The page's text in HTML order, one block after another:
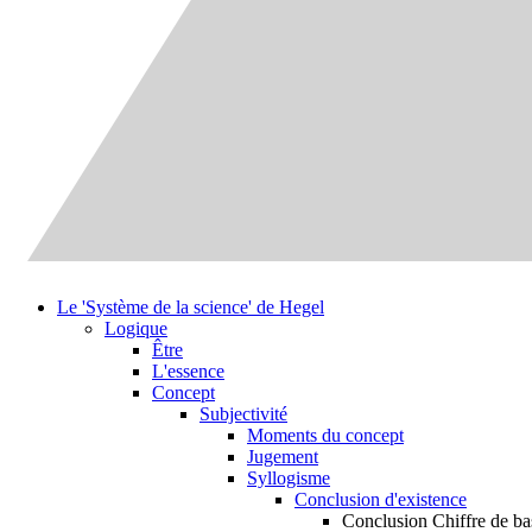
Le 'Système de la science' de Hegel
Logique
Être
L'essence
Concept
Subjectivité
Moments du concept
Jugement
Syllogisme
Conclusion d'existence
Conclusion Chiffre de